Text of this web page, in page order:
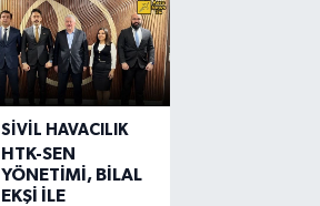
SIVIL HAVACILIK
HTK-SEN
YÖNETİMİ, BİLAL
EKŞİ İLE